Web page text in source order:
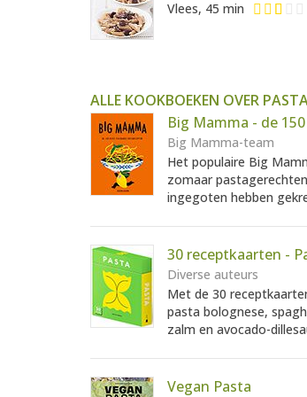
Vlees, 45 min
ALLE KOOKBOEKEN OVER
Big Mamma - de
Big Mamma-team
Het populaire Big
zomaar
ingegoten hebben
30 receptkaarten -
Diverse auteurs
Met de 30
pasta bolognese,
zalm en avocado-
Vegan Pasta